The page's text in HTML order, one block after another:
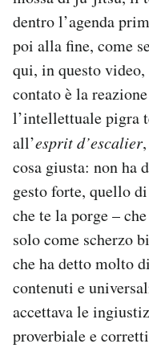
dentro l’agenda
poi alla fine, come
qui, in questo
contato è la
l’intellettuale pigra
all’esprit d’escalier
cosa giusta: non ha
gesto forte, quello
che te la porge –
solo come scherzo
che ha detto molto
contenuti e
accettava le
proverbiale e